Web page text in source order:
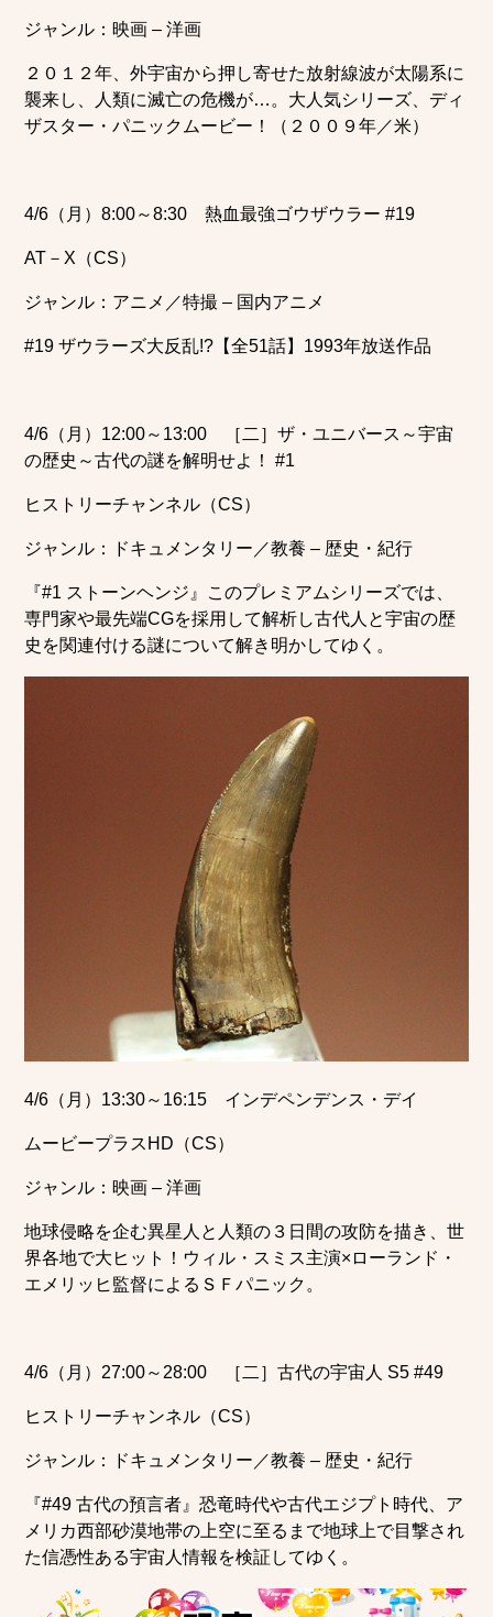
ジャンル：映画 – 洋画
２０１２年、外宇宙から押し寄せた放射線波が太陽系に
襲来し、人類に滅亡の危機が…。大人気シリーズ、ディ
ザスター・パニックムービー！（２００９年／米）
4/6（月）8:00～8:30 熱血最強ゴウザウラー #19
AT－X（CS）
ジャンル：アニメ／特撮 – 国内アニメ
#19 ザウラーズ大反乱!?【全51話】1993年放送作品
4/6（月）12:00～13:00 ［二］ザ・ユニバース～宇宙
の歴史～古代の謎を解明せよ！ #1
ヒストリーチャンネル（CS）
ジャンル：ドキュメンタリー／教養 – 歴史・紀行
『#1 ストーンヘンジ』このプレミアムシリーズでは、
専門家や最先端CGを採用して解析し古代人と宇宙の歴
史を関連付ける謎について解き明かしてゆく。
4/6（月）13:30～16:15 インデペンデンス・デイ
ムービープラスHD（CS）
ジャンル：映画 – 洋画
地球侵略を企む異星人と人類の３日間の攻防を描き、世
界各地で大ヒット！ウィル・スミス主演×ローランド・
エメリッヒ監督によるＳＦパニック。
4/6（月）27:00～28:00 ［二］古代の宇宙人 S5 #49
ヒストリーチャンネル（CS）
ジャンル：ドキュメンタリー／教養 – 歴史・紀行
『#49 古代の預言者』恐竜時代や古代エジプト時代、ア
メリカ西部砂漠地帯の上空に至るまで地球上で目撃され
た信憑性ある宇宙人情報を検証してゆく。